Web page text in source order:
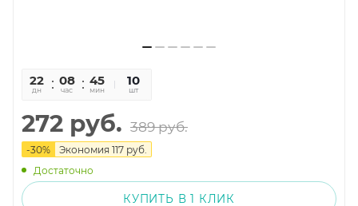
22
дн
08
час
45
мин
12
сек
10
шт
272 руб. 389руб.
-30% Экономия 117 руб.
Достаточно
КУПИТЬ В 1 КЛИК